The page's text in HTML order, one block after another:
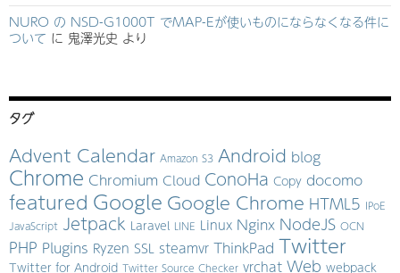
NURO の NSD-G1000T でMAP-Eが使いものにならなくなる件に
ついて に 鬼澤光史 より
タグ
Advent Calendar Amazon S3 Android blog
Chrome Chromium Cloud ConoHa Copy docomo
featured Google Google Chrome HTML5 IPoE
JavaScript Jetpack Laravel LINE Linux Nginx NodeJS OCN
PHP Plugins Ryzen SSL steamvr ThinkPad Twitter
Twitter for Android Twitter Source Checker vrchat Web webpack